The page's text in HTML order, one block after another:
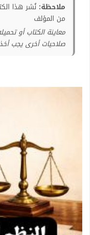
ملاحظة: نُشر هذا
من المؤلف
معاينة الكتاب أو
صلاحيات أخرى يجب